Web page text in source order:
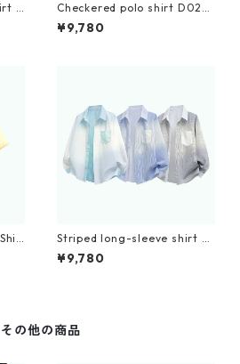
D
Checkered polo shirt D022
6
¥9,780
Striped long-sleeve shirt D
0220
¥9,780
その他の商品